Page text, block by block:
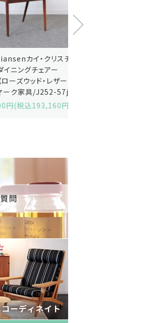
カイ・クリスチ
ングチェアー
ウッド・レザー
家具/J252-57j
込193,160円)